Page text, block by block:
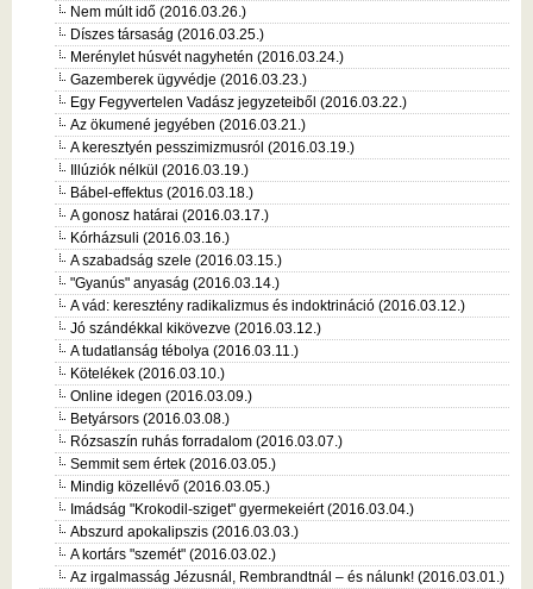
Nem múlt idő (2016.03.26.)
Díszes társaság (2016.03.25.)
Merénylet húsvét nagyhetén (2016.03.24.)
Gazemberek ügyvédje (2016.03.23.)
Egy Fegyvertelen Vadász jegyzeteiből (2016.03.22.)
Az ökumené jegyében (2016.03.21.)
A keresztyén pesszimizmusról (2016.03.19.)
Illúziók nélkül (2016.03.19.)
Bábel-effektus (2016.03.18.)
A gonosz határai (2016.03.17.)
Kórházsuli (2016.03.16.)
A szabadság szele (2016.03.15.)
"Gyanús" anyaság (2016.03.14.)
A vád: keresztény radikalizmus és indoktrináció (2016.03.12.)
Jó szándékkal kikövezve (2016.03.12.)
A tudatlanság tébolya (2016.03.11.)
Kötelékek (2016.03.10.)
Online idegen (2016.03.09.)
Betyársors (2016.03.08.)
Rózsaszín ruhás forradalom (2016.03.07.)
Semmit sem értek (2016.03.05.)
Mindig közellévő (2016.03.05.)
Imádság "Krokodil-sziget" gyermekeiért (2016.03.04.)
Abszurd apokalipszis (2016.03.03.)
A kortárs "szemét" (2016.03.02.)
Az irgalmasság Jézusnál, Rembrandtnál – és nálunk! (2016.03.01.)